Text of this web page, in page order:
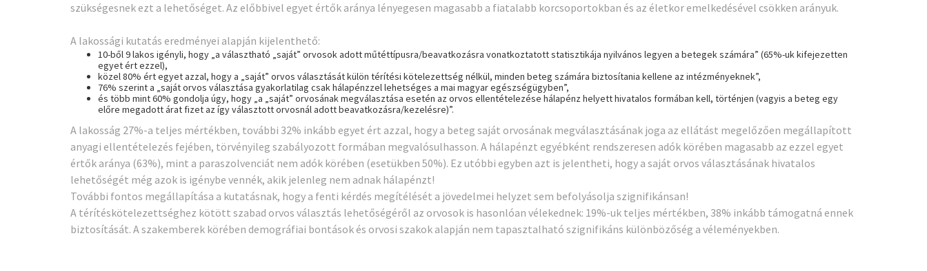
szükségesnek ezt a lehetőséget. Az előbbivel egyet értők aránya lényegesen magasabb a fiatalabb korcsoportokban és az életkor emelkedésével csökken arányuk.
A lakossági kutatás eredményei alapján kijelenthető:
10-ből 9 lakos igényli, hogy „a választható „saját” orvosok adott műtéttípusra/beavatkozásra vonatkoztatott statisztikája nyilvános legyen a betegek számára” (65%-uk kifejezetten
egyet ért ezzel),
közel 80% ért egyet azzal, hogy a „saját” orvos választását külön térítési kötelezettség nélkül, minden beteg számára biztosítania kellene az intézményeknek”,
76% szerint a „saját orvos választása gyakorlatilag csak hálapénzzel lehetséges a mai magyar egészségügyben”,
és több mint 60% gondolja úgy, hogy „a „saját” orvosának megválasztása esetén az orvos ellentételezése hálapénz helyett hivatalos formában kell, történjen (vagyis a beteg egy
előre megadott árat fizet az így választott orvosnál adott beavatkozásra/kezelésre)”.
A lakosság 27%-a teljes mértékben, további 32% inkább egyet ért azzal, hogy a beteg saját orvosának megválasztásának joga az ellátást megelőzően megállapított
anyagi ellentételezés fejében, törvényileg szabályozott formában megvalósulhasson. A hálapénzt egyébként rendszeresen adók körében magasabb az ezzel egyet
értők aránya (63%), mint a paraszolvenciát nem adók körében (esetükben 50%). Ez utóbbi egyben azt is jelentheti, hogy a saját orvos választásának hivatalos
lehetőségét még azok is igénybe vennék, akik jelenleg nem adnak hálapénzt!
További fontos megállapítása a kutatásnak, hogy a fenti kérdés megítélését a jövedelmei helyzet sem befolyásolja szignifikánsan!
A térítéskötelezettséghez kötött szabad orvos választás lehetőségéről az orvosok is hasonlóan vélekednek: 19%-uk teljes mértékben, 38% inkább támogatná ennek
biztosítását. A szakemberek körében demográfiai bontások és orvosi szakok alapján nem tapasztalható szignifikáns különbözőség a véleményekben.